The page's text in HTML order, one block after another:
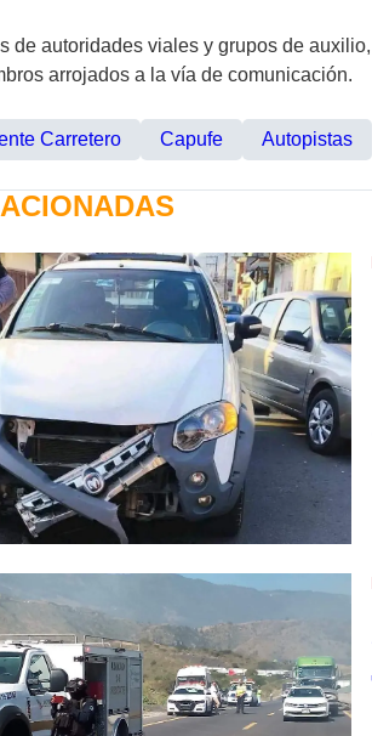
de autoridades viales y grupos de
arrojados a la vía de comunicación.
Carretero Capufe Autopistas